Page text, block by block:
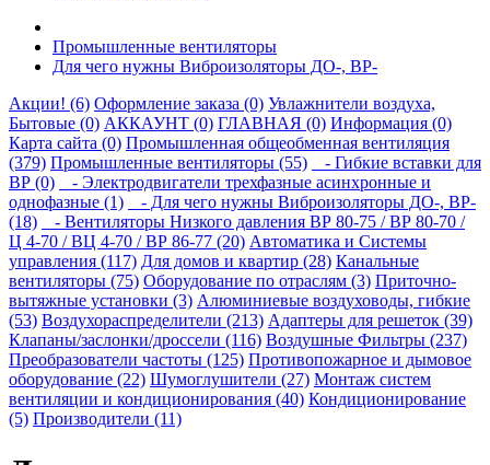
Промышленные вентиляторы
Для чего нужны Виброизоляторы ДО-, ВР-
Акции! (6) Оформление заказа (0) Увлажнители воздуха,
Бытовые (0) АККАУНТ (0) ГЛАВНАЯ (0) Информация (0)
Карта сайта (0) Промышленная общеобменная вентиляция
(379) Промышленные вентиляторы (55)
- Гибкие вставки для
ВР (0)
- Электродвигатели трехфазные асинхронные и
однофазные (1)
- Для чего нужны Виброизоляторы ДО-, ВР-
(18)
- Вентиляторы Низкого давления ВР 80-75 / ВР 80-70 /
Ц 4-70 / ВЦ 4-70 / ВР 86-77 (20) Автоматика и Системы
управления (117) Для домов и квартир (28) Канальные
вентиляторы (75) Оборудование по отраслям (3) Приточно-
вытяжные установки (3) Алюминиевые воздуховоды, гибкие
(53) Воздухораспределители (213) Адаптеры для решеток (39)
Клапаны/заслонки/дроссели (116) Воздушные Фильтры (237)
Преобразователи частоты (125) Противопожарное и дымовое
оборудование (22) Шумоглушители (27) Монтаж систем
вентиляции и кондиционирования (40) Кондиционирование
(5) Производители (11)